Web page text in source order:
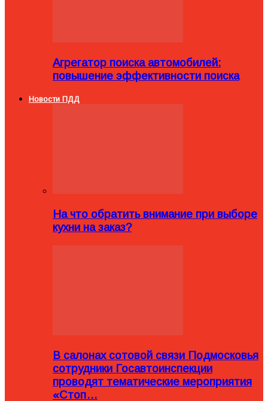
Агрегатор поиска автомобилей:
повышение эффективности поиска
Новости ПДД
На что обратить внимание при выборе
кухни на заказ?
В салонах сотовой связи Подмосковья
сотрудники Госавтоинспекции
проводят тематические мероприятия
«Стоп…